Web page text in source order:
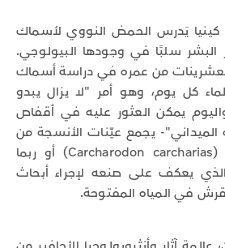
يَدرس الحمض النووي لأسماك
سلبًا في وجودها البيولوجي.
من عمره في دراسة أسماك
كل يوم، وهو أمر "لا يزال يبدو
يمكن العثور عليه في أقفاص
يجمع عيّنات الأنسجة من
القرش الأبيض الكبير (Carcharodon carcharias) أو ربما
يعكف على صنعه لإجراء أبحاث
في المياه المفتوحة.